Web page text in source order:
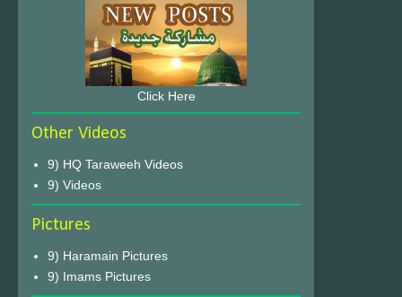
Click Here
Other Videos
9) HQ Taraweeh Videos
9) Videos
Pictures
9) Haramain Pictures
9) Imams Pictures